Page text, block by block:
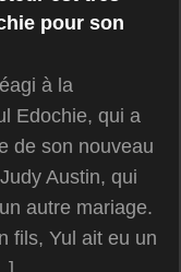
pour son
à la
Edochie, qui a
de son nouveau
Austin, qui
autre mariage.
fils, Yul ait eu un